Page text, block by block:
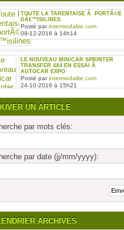
TOUTE LA TARENTAISE Ã PORTÃ©E
DÂ€™ISILINES
Posté parintermodalite.com
09-12-2016 à 14h14
LE NOUVEAU MINICAR SPRINTER
TRANSFER 4X4 EN ESSAI Ã
AUTOCAR EXPO
Posté parintermodalite.com
24-10-2016 à 15h21
REMISE DES SIX PREMIERS INTOURO
MERCEDES-BENZ ASSEMBLÃ©S SUR
LE SITE DAIMLER BUSES DE LIGNY-
28-09-2016 à 17h19
UN ARTICLE
par mots clés:
par date (jj/mm/yyyy):
ARCHIVES